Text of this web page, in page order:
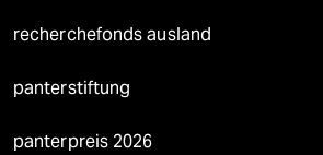
recherchefonds ausland
panterstiftung
panterpreis 2026